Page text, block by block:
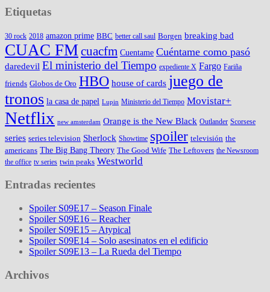
Etiquetas
30 rock 2018 amazon prime BBC better call saul Borgen breaking bad
CUAC FMcuacfm Cuentame Cuéntame como pasó
daredevil El ministerio del Tiempo expediente X Fargo Fariña
friends Globos de Oro HBO house of cards juego de
tronos la casa de papel Lupin Ministerio del Tiempo Movistar+
Netflix new amsterdam Orange is the New Black Outlander Scorsese
series series television Sherlock Showtime spoiler televisión the
americans The Big Bang Theory The Good Wife The Leftovers the Newsroom
the office tv series twin peaks Westworld
Entradas recientes
Spoiler S09E17 – Season Finale
Spoiler S09E16 – Reacher
Spoiler S09E15 – Atypical
Spoiler S09E14 – Solo asesinatos en el edificio
Spoiler S09E13 – La Rueda del Tiempo
Archivos